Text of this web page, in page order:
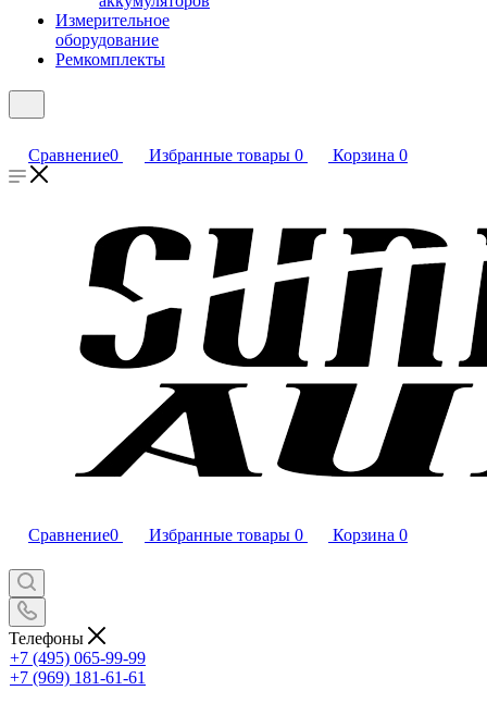
Измерительное
оборудование
Ремкомплекты
Сравнение0 Избранные товары 0 Корзина 0
Сравнение0 Избранные товары 0 Корзина 0
Телефоны
+7 (495) 065-99-99
+7 (969) 181-61-61